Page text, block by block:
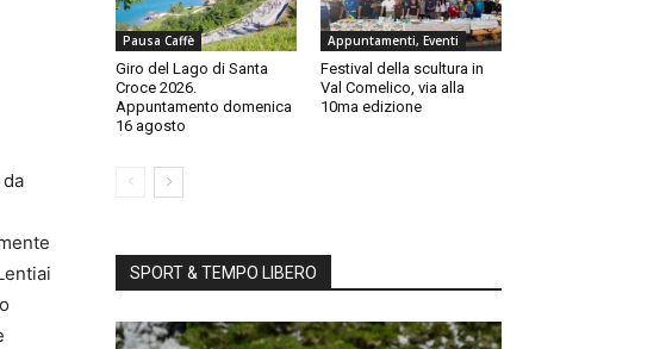
Pausa Caffè
Giro del Lago di Santa
Croce 2026.
Appuntamento domenica
16 agosto
Appuntamenti, Eventi
Festival della scultura in
Val Comelico, via alla
10ma edizione
SPORT & TEMPO LIBERO